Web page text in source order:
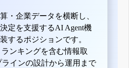
・企業データを横断し、
定を支援するAI Agent機
するポジションです。
ンキングを含む情報取
インの設計から運用まで